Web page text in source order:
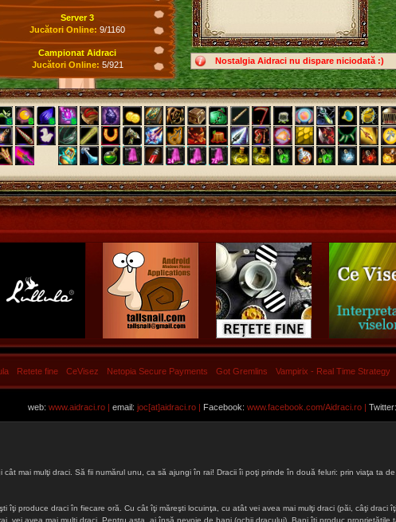
Nostalgia Aidraci nu dispare niciodată :)
Server 3
Jucători Online: 9/1160
Campionat Aidraci
Jucători Online: 5/921
Retete fine CeVisez Netopia Secure Payments Got Gremlins Vampirix - Real Time Strategy
web: www.aidraci.ro | email: joc[at]aidraci.ro | Facebook: www.facebook.com/Aidraci.ro| Twitter:
cât mai mulţi draci. Să fii numărul unu, ca să ajungi în rai! Dracii îi poţi prinde în două feluri: prin viaţa ta
îţi produce draci în fiecare oră. Cu cât îţi măreşti locuinţa, cu atât vei avea mai mulţi draci (păi, câţi draci
vei avea mai mulţi draci. Pentru asta, ai însă nevoie de bani (ochii dracului). Bani îţi produc